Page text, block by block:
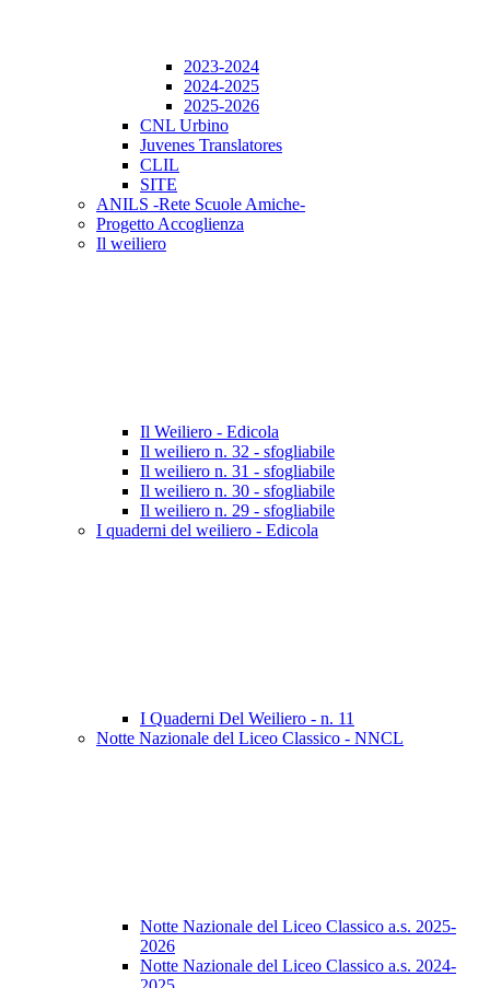
2023-2024
2024-2025
2025-2026
CNL Urbino
Juvenes Translatores
CLIL
SITE
ANILS -Rete Scuole Amiche-
Progetto Accoglienza
Il weiliero
Il Weiliero - Edicola
Il weiliero n. 32 - sfogliabile
Il weiliero n. 31 - sfogliabile
Il weiliero n. 30 - sfogliabile
Il weiliero n. 29 - sfogliabile
I quaderni del weiliero - Edicola
I Quaderni Del Weiliero - n. 11
Notte Nazionale del Liceo Classico - NNCL
Notte Nazionale del Liceo Classico a.s. 2025-
2026
Notte Nazionale del Liceo Classico a.s. 2024-